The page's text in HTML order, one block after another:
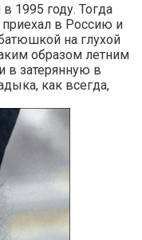
1995 году. Тогда
в Россию и
на глухой
образом летним
в затерянную в
как всегда,